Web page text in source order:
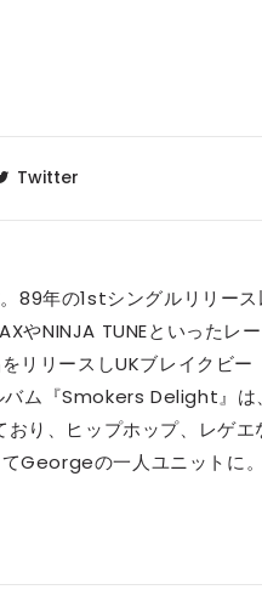
Twitter
89年の1stシングルリリース
やNINJA TUNEといったレー
リリースしUKブレイクビー
ム『Smokers Delight』は、
り、ヒップホップ、レゲエ
Georgeの一人ユニットに。